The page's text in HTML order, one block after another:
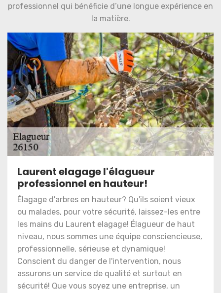
professionnel qui bénéficie d’une longue expérience en
la matière.
Laurent elagage l'élagueur
professionnel en hauteur!
Élagage d'arbres en hauteur? Qu'ils soient vieux
ou malades, pour votre sécurité, laissez-les entre
les mains du Laurent elagage! Élagueur de haut
niveau, nous sommes une équipe consciencieuse,
professionnelle, sérieuse et dynamique!
Conscient du danger de l'intervention, nous
assurons un service de qualité et surtout en
sécurité! Que vous soyez une entreprise, un